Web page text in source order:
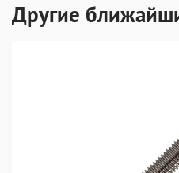
Другие